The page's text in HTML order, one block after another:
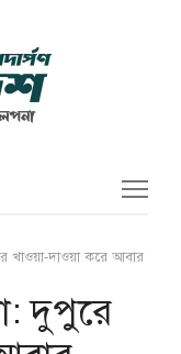
খাওয়া-দাওয়া করে আবার
দুপুরে